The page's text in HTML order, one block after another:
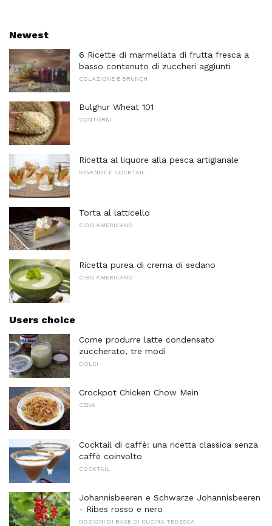
Newest
6 Ricette di marmellata di frutta fresca a
basso contenuto di zuccheri aggiunti
COLAZIONE E BRUNCH
Bulghur Wheat 101
CONTORNI
Ricetta al liquore alla pesca artigianale
BEVANDE E COCKTAIL
Torta al latticello
CIBO AMERICANO
Ricetta purea di crema di sedano
CIBO AMERICANO
Users choice
Come produrre latte condensato
zuccherato, tre modi
DOLCI
Crockpot Chicken Chow Mein
CENA
Cocktail di caffè: una ricetta classica senza
caffè coinvolto
COCKTAIL
Johannisbeeren e Schwarze Johannisbeeren
- Ribes rosso e nero
NOZIONI DI BASE DI CUCINA TEDESCA